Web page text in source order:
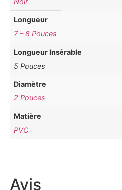
Longueur
7 – 8 Pouces
Longueur Insérable
5 Pouces
Diamètre
2 Pouces
Matière
PVC
Avis